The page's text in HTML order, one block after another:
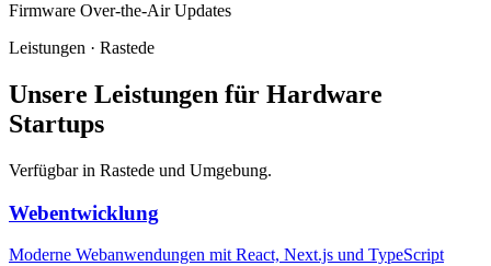
Firmware Over-the-Air Updates
Leistungen · Rastede
Unsere Leistungen für Hardware
Startups
Verfügbar in Rastede und Umgebung.
Webentwicklung
Moderne Webanwendungen mit React, Next.js und TypeScript